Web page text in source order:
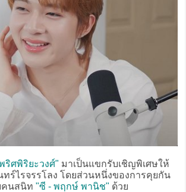
ริศพิริยะวงศ์" มาเป็นแขกรับเชิญพิเศษให้
ทร์ไรจรรโลง โดยส่วนหนึ่งของการคุยกัน
คนสนิท "ซี - พฤกษ์ พานิช" ด้วย